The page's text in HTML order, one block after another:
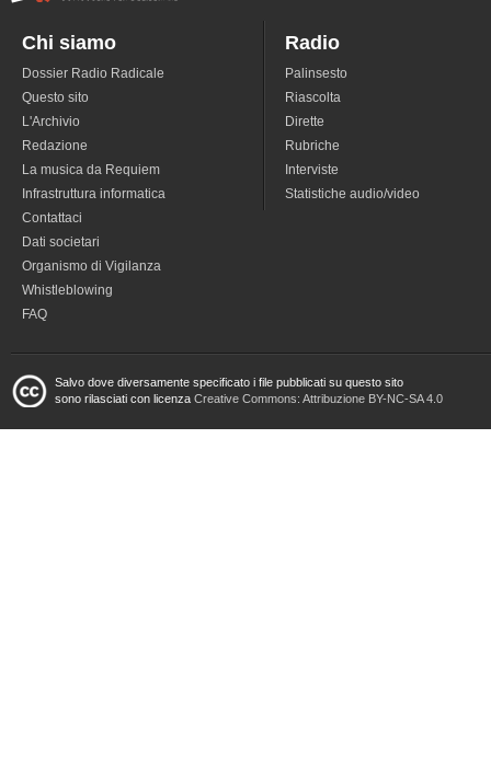
Chi siamo
Dossier Radio Radicale
Questo sito
L'Archivio
Redazione
La musica da Requiem
Infrastruttura informatica
Contattaci
Dati societari
Organismo di Vigilanza
Whistleblowing
FAQ
Radio
Palinsesto
Riascolta
Dirette
Rubriche
Interviste
Statistiche audio/video
Salvo dove diversamente specificato i file pubblicati su questo sito
sono rilasciati con licenza Creative Commons: Attribuzione BY-NC-SA 4.0